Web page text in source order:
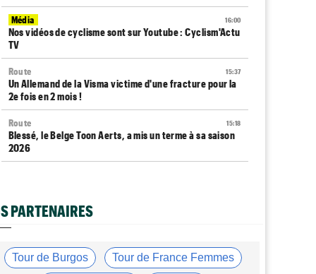
16:00
Média
Nos vidéos de cyclisme sont sur Youtube : Cyclism'Actu
TV
15:37
Route
Un Allemand de la Visma victime d'une fracture pour la
2e fois en 2 mois !
15:18
Route
Blessé, le Belge Toon Aerts, a mis un terme à sa saison
2026
Tour de France Femmes
Demi"
PARTENAIRES
Tour de Burgos Tour de France Femmes